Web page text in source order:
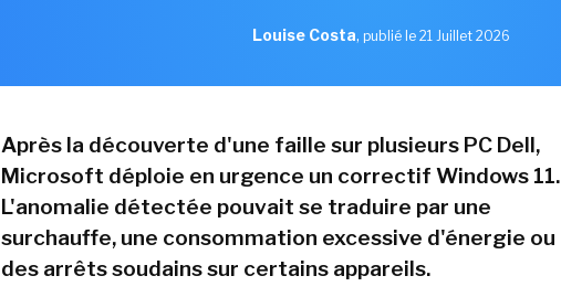
Louise Costa, publié le 21 Juillet 2026
Après la découverte d'une faille sur plusieurs PC Dell,
Microsoft déploie en urgence un correctif Windows 11.
L'anomalie détectée pouvait se traduire par une
surchauffe, une consommation excessive d'énergie ou
des arrêts soudains sur certains appareils.